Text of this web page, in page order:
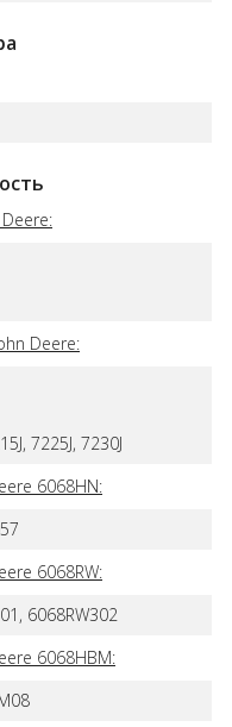
Deere:
7225J, 7230J
6068HN:
6068RW:
6068RW302
6068HBM: